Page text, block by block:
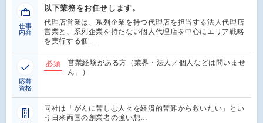
仕事
内容
以下業務をお任せします。
代理店営業は、系列企業を持つ代理店を担当する法人代理店
営業と、系列企業を持たない個人代理店を中心にエリア戦略
を実行する個…
応募
資格
必須
営業経験がある方（業界・法人／個人などは問いませ
ん。）
同社は「がんに苦しむ人々を経済的苦難から救いたい」とい
う日米両国の創業者の強い想…